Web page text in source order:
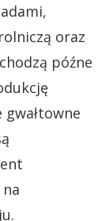
oraz
późne